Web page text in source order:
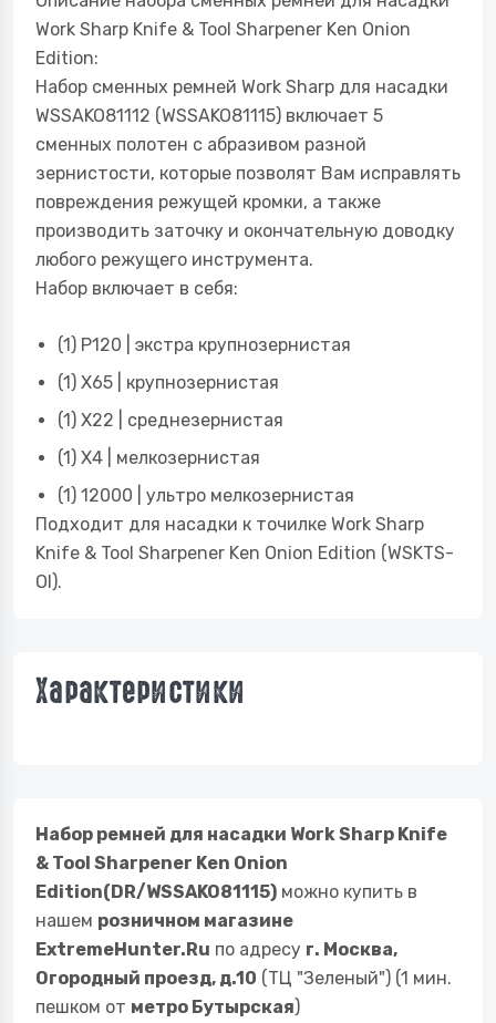
Work Sharp Knife & Tool Sharpener Ken Onion
Edition:
Набор сменных ремней Work Sharp для насадки
WSSAKO81112 (WSSAKO81115) включает 5
сменных полотен с абразивом разной
зернистости, которые позволят Вам исправлять
повреждения режущей кромки, а также
производить заточку и окончательную доводку
любого режущего инструмента.
Набор включает в себя:
(1) P120 | экстра крупнозернистая
(1) X65 | крупнозернистая
(1) X22 | среднезернистая
(1) X4 | мелкозернистая
(1) 12000 | ультро мелкозернистая
Подходит для насадки к точилке Work Sharp
Knife & Tool Sharpener Ken Onion Edition (WSKTS-
OI).
Характеристики
Набор ремней для насадки Work Sharp Knife
& Tool Sharpener Ken Onion
Edition(DR/WSSAKO81115) можно купить в
нашем розничном магазине
ExtremeHunter.Ru по адресу г. Москва,
Огородный проезд, д.10 (ТЦ "Зеленый") (1 мин.
пешком от метро Бутырская)